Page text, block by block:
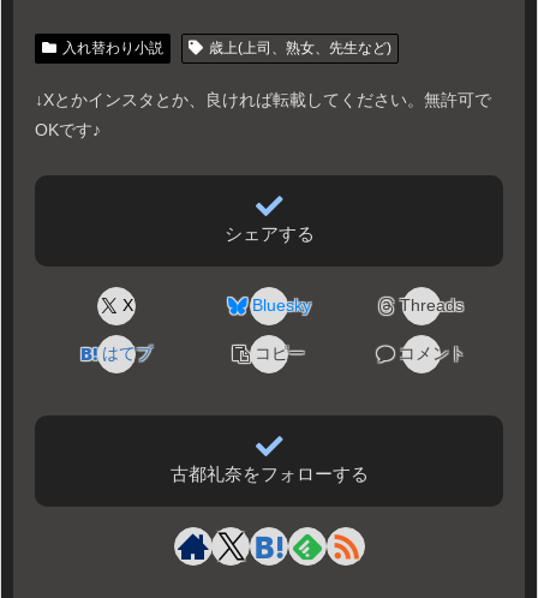
入れ替わり小説 歳上(上司、熟女、先生など)
↓Xとかインスタとか、良ければ転載してください。無許可で
OKです♪
シェアする
X Bluesky Threads
はてブ コピー コメント
古都礼奈をフォローする